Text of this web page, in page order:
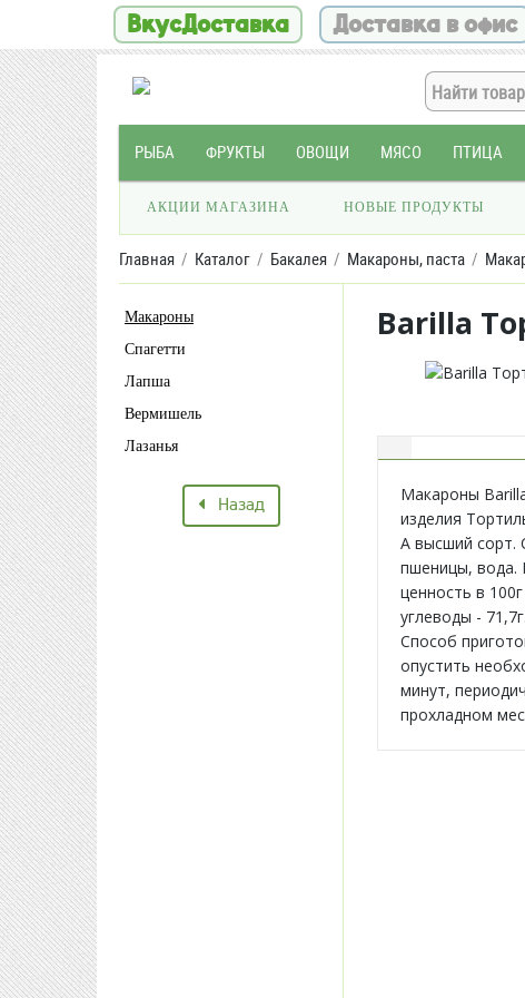
ВкусДоставка Доставка в офис
РЫБА ФРУКТЫ ОВОЩИ МЯСО ПТИЦА
АКЦИИ МАГАЗИНА НОВЫЕ ПРОДУКТЫ
Главная Каталог Бакалея Макароны, паста
Макароны
Спагетти
Лапша
Вермишель
Лазанья
Назад
Barilla
Макароны
изделия
А высший сорт.
пшеницы, вода.
ценность в
углеводы -
Способ
опустить
минут,
прохладном